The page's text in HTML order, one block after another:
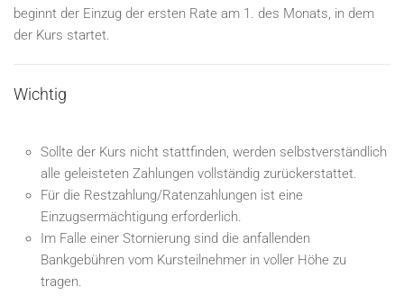
beginnt der Einzug der ersten Rate am 1. des Monats, in dem
der Kurs startet.
Wichtig
Sollte der Kurs nicht stattfinden, werden selbstverständlich
alle geleisteten Zahlungen vollständig zurückerstattet.
Für die Restzahlung/Ratenzahlungen ist eine
Einzugsermächtigung erforderlich.
Im Falle einer Stornierung sind die anfallenden
Bankgebühren vom Kursteilnehmer in voller Höhe zu
tragen.